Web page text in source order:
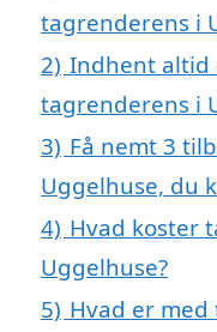
tagrenderens i
2) Indhent altid
tagrenderens i
3) Få nemt 3
Uggelhuse, du
4) Hvad koster
Uggelhuse?
5) Hvad er